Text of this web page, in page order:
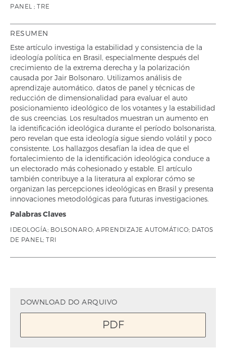
PANEL ; TRE
RESUMEN
Este artículo investiga la estabilidad y consistencia de la
ideología política en Brasil, especialmente después del
crecimiento de la extrema derecha y la polarización
causada por Jair Bolsonaro. Utilizamos análisis de
aprendizaje automático, datos de panel y técnicas de
reducción de dimensionalidad para evaluar el auto
posicionamiento ideológico de los votantes y la estabilidad
de sus creencias. Los resultados muestran un aumento en
la identificación ideológica durante el período bolsonarista,
pero revelan que esta ideología sigue siendo volátil y poco
consistente. Los hallazgos desafían la idea de que el
fortalecimiento de la identificación ideológica conduce a
un electorado más cohesionado y estable. El artículo
también contribuye a la literatura al explorar cómo se
organizan las percepciones ideológicas en Brasil y presenta
innovaciones metodológicas para futuras investigaciones.
Palabras Claves
IDEOLOGÍA; BOLSONARO; APRENDIZAJE AUTOMÁTICO; DATOS
DE PANEL; TRI
DOWNLOAD DO ARQUIVO
PDF